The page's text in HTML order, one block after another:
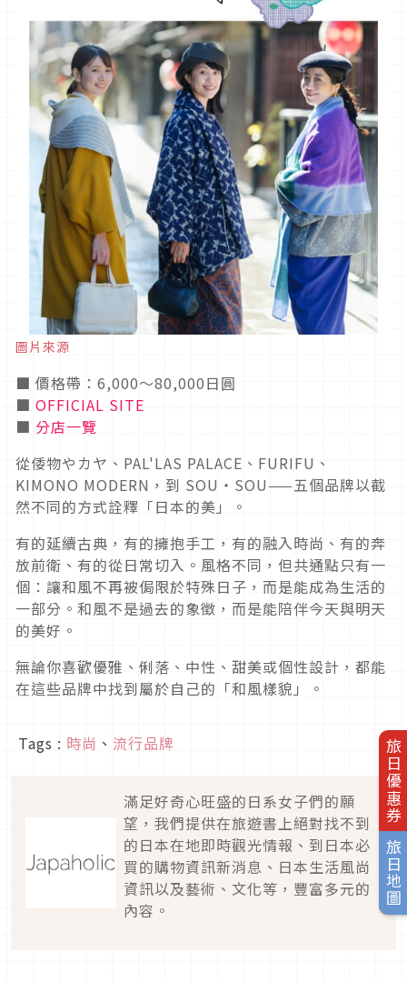
旅日優惠券
旅日地圖
圖片來源
■ 價格帶：6,000〜80,000日圓
■ OFFICIAL SITE
■ 分店一覽
從倭物やカヤ、PAL'LAS PALACE、FURIFU、
KIMONO MODERN，到 SOU・SOU——五個品牌以截
然不同的方式詮釋「日本的美」。
有的延續古典，有的擁抱手工，有的融入時尚、有的奔
放前衛、有的從日常切入。風格不同，但共通點只有一
個：讓和風不再被侷限於特殊日子，而是能成為生活的
一部分。和風不是過去的象徵，而是能陪伴今天與明天
的美好。
無論你喜歡優雅、俐落、中性、甜美或個性設計，都能
在這些品牌中找到屬於自己的「和風樣貌」。
Tags : 時尚 、 流行品牌
滿足好奇心旺盛的日系女子們的願
望，我們提供在旅遊書上絕對找不到
的日本在地即時觀光情報、到日本必
買的購物資訊新消息、日本生活風尚
資訊以及藝術、文化等，豐富多元的
內容。